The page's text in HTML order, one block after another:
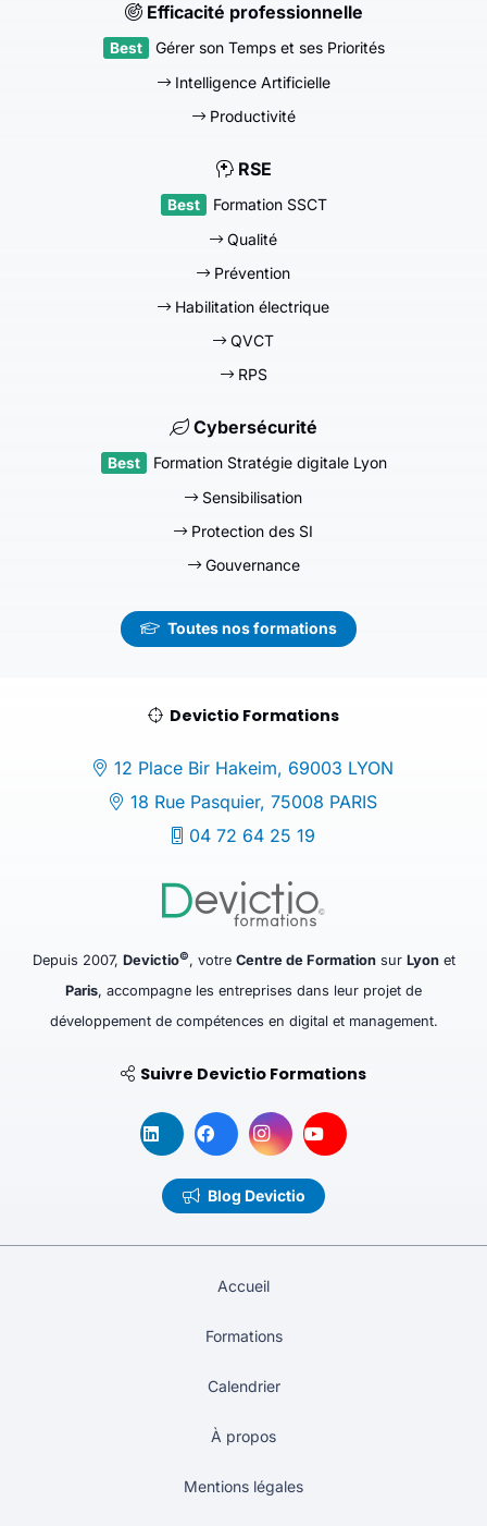
Efficacité professionnelle
Gérer son Temps et ses Priorités
Intelligence Artificielle
Productivité
RSE
Formation SSCT
Qualité
Prévention
Habilitation électrique
QVCT
RPS
Cybersécurité
Formation Stratégie digitale Lyon
Sensibilisation
Protection des SI
Gouvernance
Toutes nos formations
Devictio Formations
12 Place Bir Hakeim, 69003 LYON
18 Rue Pasquier, 75008 PARIS
04 72 64 25 19
Depuis 2007, Devictio©, votre Centre de Formationsur Lyonet
Paris, accompagne les entreprises dans leur projet de
développement de compétences en digital et management.
Suivre Devictio Formations
Blog Devictio
Accueil
Formations
Calendrier
À propos
Mentions légales